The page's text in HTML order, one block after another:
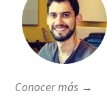
Conocer más →